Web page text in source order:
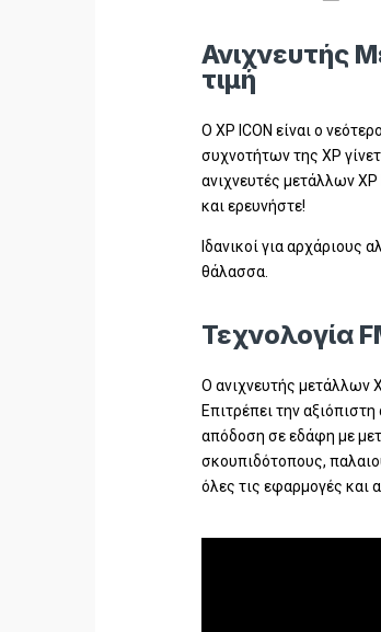
Ανιχνευτής
τιμή
Ο XP ICON είναι ο
συχνοτήτων της XP
ανιχνευτές μετάλλων
και ερευνήστε!
Iδανικοί για αρχάριους
θάλασσα.
Τεχνολογία
Ο ανιχνευτής μετάλλων
Επιτρέπει την
απόδοση σε εδάφη με
σκουπιδότοπους,
όλες τις εφαρμογές και